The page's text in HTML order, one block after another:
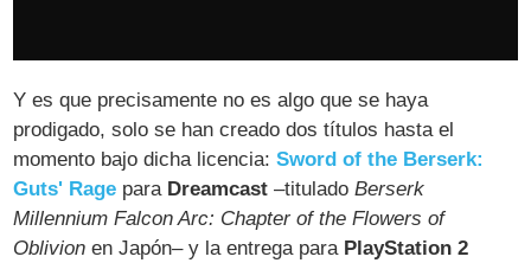
Y es que precisamente no es algo que se haya
prodigado, solo se han creado dos títulos hasta el
momento bajo dicha licencia:Sword of the Berserk:
Guts' Rage para Dreamcast –tituladoBerserk
Millennium Falcon Arc: Chapter of the Flowers of
Oblivion en Japón– y la entrega para PlayStation 2